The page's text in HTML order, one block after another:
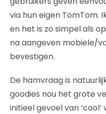
via hun eigen TomTom.
en het is zo simpel als
na aangeven mobiele/
bevestigen.
De hamvraag is
goodies nou het grote
initieel gevoel van